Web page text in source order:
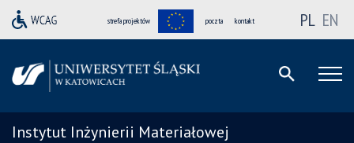
strefa projektów poczta kontakt PL EN
Instytut Inżynierii Materiałowej